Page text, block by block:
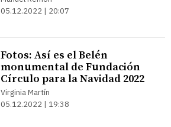
05.12.2022 | 20:07
Fotos: Así es el Belén
monumental de Fundación
Círculo para la Navidad 2022
Virginia Martín
05.12.2022 | 19:38